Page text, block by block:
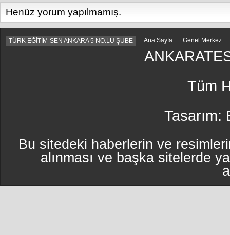
Henüz yorum yapılmamış.
TÜRK EĞİTİM-SEN ANKARA 5 NO.LU ŞUBE Ana Sayfa Genel Merkez
Tüm
Tasarım:
Bu sitedeki haberlerin ve
alınması ve başka sitelerde